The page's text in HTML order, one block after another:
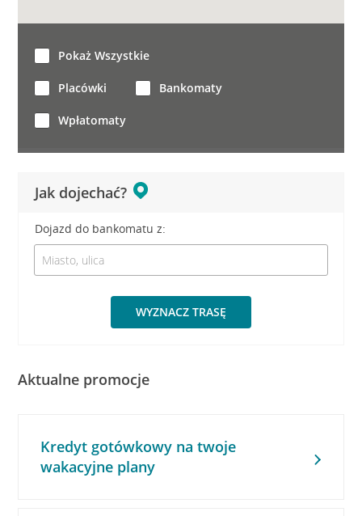
Jak dojechać?
Dojazd do bankomatu z:
WYZNACZ TRASĘ
Pokaż Wszystkie
Placówki Bankomaty
Wpłatomaty
Aktualne promocje
Kredyt gotówkowy na twoje
wakacyjne plany